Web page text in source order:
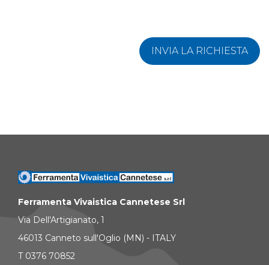
INVIA LA RICHIESTA
Ferramenta Vivaistica Cannetese Srl
Via Dell'Artigianato, 1
46013 Canneto sull'Oglio (MN) - ITALY
T 0376 70852